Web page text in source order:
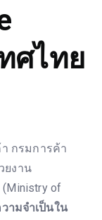
ศไทย
กรมการค้า
ยงาน
of
ามจำเป็นใน